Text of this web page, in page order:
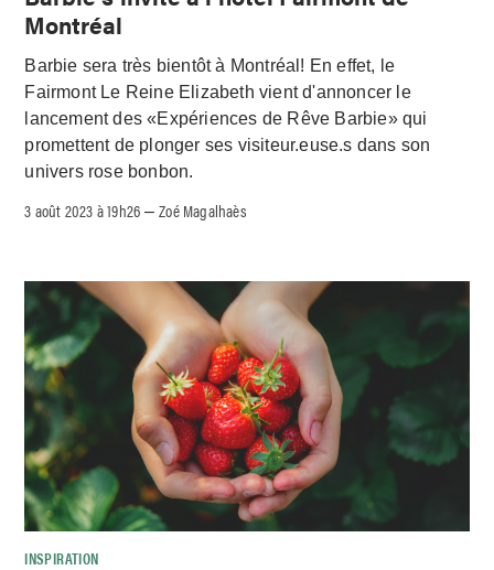
Montréal
Barbie sera très bientôt à Montréal! En effet, le
Fairmont Le Reine Elizabeth vient d'annoncer le
lancement des «Expériences de Rêve Barbie» qui
promettent de plonger ses visiteur.euse.s dans son
univers rose bonbon.
3 août 2023 à 19h26 –Zoé Magalhaès
INSPIRATION